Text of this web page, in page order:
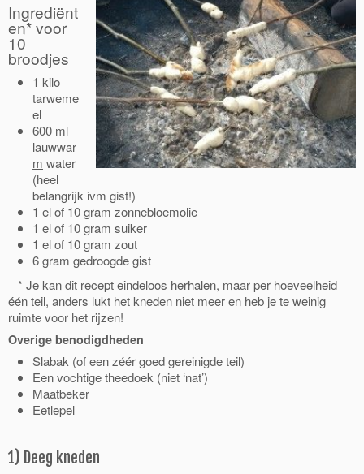
Ingrediënt
en* voor
10
broodjes
1 kilo
tarweme
el
600 ml
lauwwar
m water
(heel
belangrijk ivm gist!)
1 el of 10 gram zonnebloemolie
1 el of 10 gram suiker
1 el of 10 gram zout
6 gram gedroogde gist
* Je kan dit recept eindeloos herhalen, maar per hoeveelheid
één teil, anders lukt het kneden niet meer en heb je te weinig
ruimte voor het rijzen!
Overige benodigdheden
Slabak (of een zéér goed gereinigde teil)
Een vochtige theedoek (niet ‘nat’)
Maatbeker
Eetlepel
1) Deeg kneden